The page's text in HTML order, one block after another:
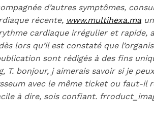
Type
hit
d’autres symptômes,
récente, www.multihexa.ma
cardiaque irrégulier et rapide,
lors qu’il est constaté que
sont rédigés à des fins
T. bonjour, j aimerais savoir si je
avec le même ticket ou faut-
à dire, sois confiant.